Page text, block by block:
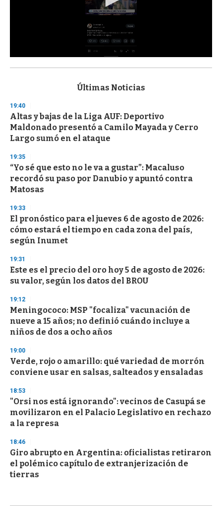
s
d
s
o
f
3
s
e
o
n
Últimas Noticias
19:40
Altas y bajas de la Liga AUF: Deportivo
Maldonado presentó a Camilo Mayada y Cerro
Largo sumó en el ataque
19:35
“Yo sé que esto no le va a gustar”: Macaluso
recordó su paso por Danubio y apuntó contra
Matosas
19:33
El pronóstico para el jueves 6 de agosto de 2026:
cómo estará el tiempo en cada zona del país,
según Inumet
19:31
Este es el precio del oro hoy 5 de agosto de 2026:
su valor, según los datos del BROU
19:12
Meningococo: MSP "focaliza" vacunación de
nueve a 15 años; no definió cuándo incluye a
niños de dos a ocho años
19:00
Verde, rojo o amarillo: qué variedad de morrón
conviene usar en salsas, salteados y ensaladas
18:53
"Orsi nos está ignorando": vecinos de Casupá se
movilizaron en el Palacio Legislativo en rechazo
a la represa
18:46
Giro abrupto en Argentina: oficialistas retiraron
el polémico capítulo de extranjerización de
tierras